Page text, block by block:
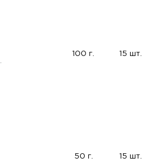
100 г. 15 шт.
50 г. 15 шт.